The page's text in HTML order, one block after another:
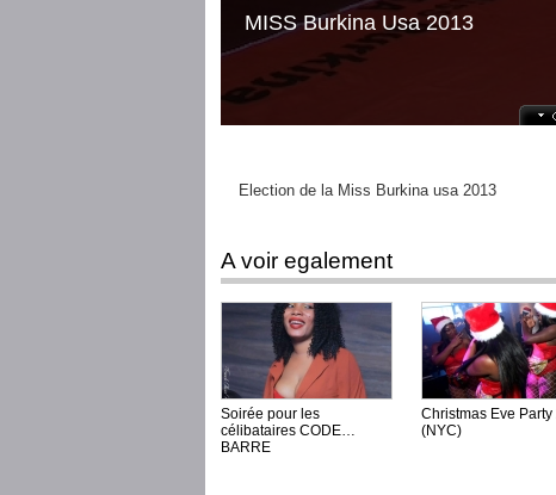
MISS Burkina Usa 2013
Election de la Miss Burkina usa 2013
A voir egalement
Soirée pour les
célibataires CODE
BARRE
Christmas Eve
(NYC)